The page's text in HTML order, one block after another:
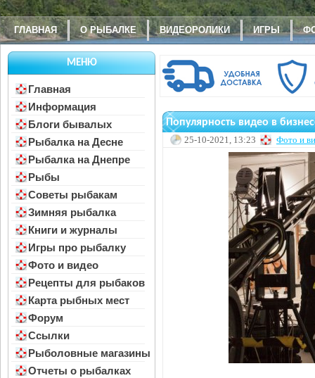
ГЛАВНАЯ О РЫБАЛКЕ ВИДЕОРОЛИКИ ИГРЫ
МЕНЮ
Главная
Информация
Блоги бывалых
Рыбалка на Десне
Рыбалка на Днепре
Рыбы
Советы рыбакам
Зимняя рыбалка
Книги и журналы
Игры про рыбалку
Фото и видео
Рецепты для рыбаков
Карта рыбных мест
Форум
Ссылки
Рыболовные магазины
Отчеты о рыбалках
Популярность видео в
25-10-2021, 13:23 Фото и